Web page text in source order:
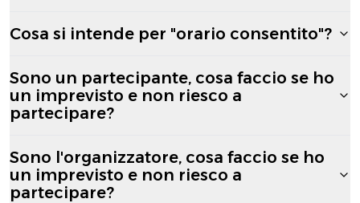
Cosa si intende per "orario consentito"?
Sono un partecipante, cosa faccio se ho
un imprevisto e non riesco a
partecipare?
Sono l'organizzatore, cosa faccio se ho
un imprevisto e non riesco a
partecipare?